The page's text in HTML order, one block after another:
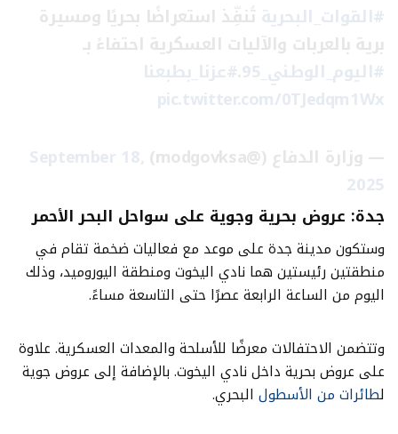
#القوات_البحرية تُنفِّذ استعراضًا بحريًا ومسيرة
برية بالعربات والآليات العسكرية احتفاءً بـ
#اليوم_الوطني_95
.#عزنا_بطبعنا
pic.twitter.com/0TJedqm1Wx
— وزارة الدفاع (@modgovksa)
September 18,
2025
جدة: عروض بحرية وجوية على سواحل البحر الأحمر
وستكون مدينة جدة على موعد مع فعاليات ضخمة تقام في
منطقتين رئيستين هما نادي اليخوت ومنطقة اليوروميد، وذلك
اليوم من الساعة الرابعة عصرًا حتى التاسعة مساءً.
وتتضمن الاحتفالات معرضًا للأسلحة والمعدات العسكرية. علاوة
على عروض بحرية داخل نادي اليخوت. بالإضافة إلى عروض جوية
لطائرات من الأسطول البحري.